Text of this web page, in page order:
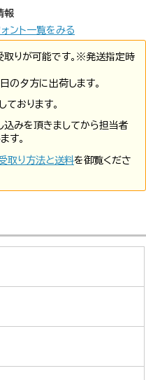
報
ント一覧をみる
取りが可能です。※発送指定時
の夕方に出荷します。
おります。
みを頂きましてから担当者
す。
取り方法と送料を御覧くださ